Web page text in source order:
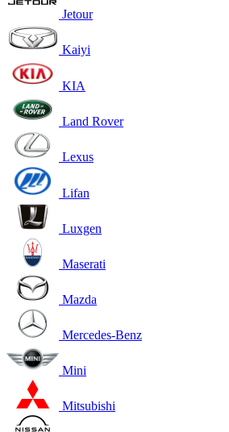
Jetour
Kaiyi
KIA
Land Rover
Lexus
Lifan
Luxgen
Maserati
Mazda
Mercedes-Benz
Mini
Mitsubishi